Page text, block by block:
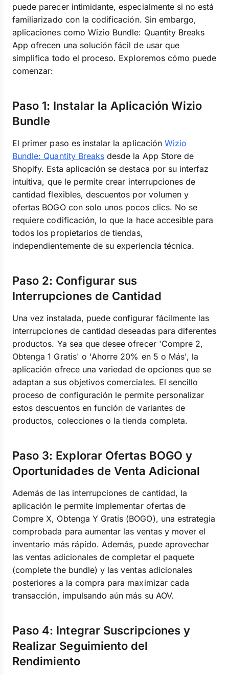
puede parecer intimidante, especialmente si no está
familiarizado con la codificación. Sin embargo,
aplicaciones como Wizio Bundle: Quantity Breaks
App ofrecen una solución fácil de usar que
simplifica todo el proceso. Exploremos cómo puede
comenzar:
Paso 1: Instalar la Aplicación Wizio
Bundle
El primer paso es instalar la aplicación Wizio
Bundle: Quantity Breaks desde la App Store de
Shopify. Esta aplicación se destaca por su interfaz
intuitiva, que le permite crear interrupciones de
cantidad flexibles, descuentos por volumen y
ofertas BOGO con solo unos pocos clics. No se
requiere codificación, lo que la hace accesible para
todos los propietarios de tiendas,
independientemente de su experiencia técnica.
Paso 2: Configurar sus
Interrupciones de Cantidad
Una vez instalada, puede configurar fácilmente las
interrupciones de cantidad deseadas para diferentes
productos. Ya sea que desee ofrecer 'Compre 2,
Obtenga 1 Gratis' o 'Ahorre 20% en 5 o Más', la
aplicación ofrece una variedad de opciones que se
adaptan a sus objetivos comerciales. El sencillo
proceso de configuración le permite personalizar
estos descuentos en función de variantes de
productos, colecciones o la tienda completa.
Paso 3: Explorar Ofertas BOGO y
Oportunidades de Venta Adicional
Además de las interrupciones de cantidad, la
aplicación le permite implementar ofertas de
Compre X, Obtenga Y Gratis (BOGO), una estrategia
comprobada para aumentar las ventas y mover el
inventario más rápido. Además, puede aprovechar
las ventas adicionales de completar el paquete
(complete the bundle) y las ventas adicionales
posteriores a la compra para maximizar cada
transacción, impulsando aún más su AOV.
Paso 4: Integrar Suscripciones y
Realizar Seguimiento del
Rendimiento